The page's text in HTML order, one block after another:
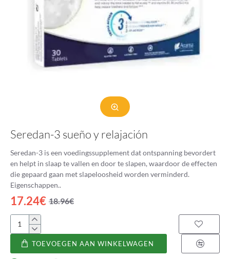
Seredan-3 sueño y relajación
Seredan-3 is een voedingssupplement dat ontspanning bevordert
en helpt in slaap te vallen en door te slapen, waardoor de effecten
die gepaard gaan met slapeloosheid worden verminderd.
Eigenschappen..
17.24€ 18.96€
Seredan-
sueño
TOEVOEGEN AAN WINKELWAGEN